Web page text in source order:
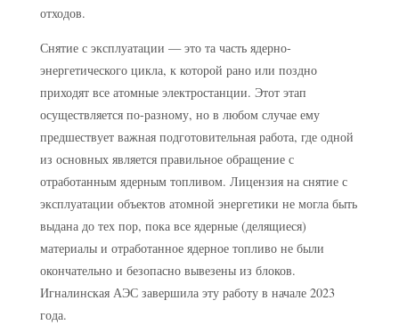
отходов.
Снятие с эксплуатации — это та часть ядерно-
энергетического цикла, к которой рано или поздно
приходят все атомные электростанции. Этот этап
осуществляется по-разному, но в любом случае ему
предшествует важная подготовительная работа, где одной
из основных является правильное обращение с
отработанным ядерным топливом. Лицензия на снятие с
эксплуатации объектов атомной энергетики не могла быть
выдана до тех пор, пока все ядерные (делящиеся)
материалы и отработанное ядерное топливо не были
окончательно и безопасно вывезены из блоков.
Игналинская АЭС завершила эту работу в начале 2023
года.